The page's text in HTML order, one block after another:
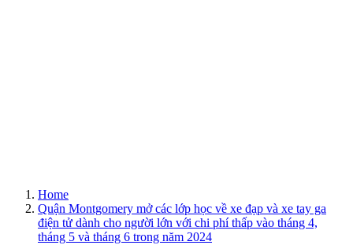
Home
Quận Montgomery mở các lớp học về xe đạp và xe tay ga
điện tử dành cho người lớn với chi phí thấp vào tháng 4,
tháng 5 và tháng 6 trong năm 2024